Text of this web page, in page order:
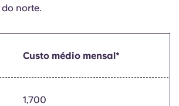
norte.
Custo médio mensal*
1,700